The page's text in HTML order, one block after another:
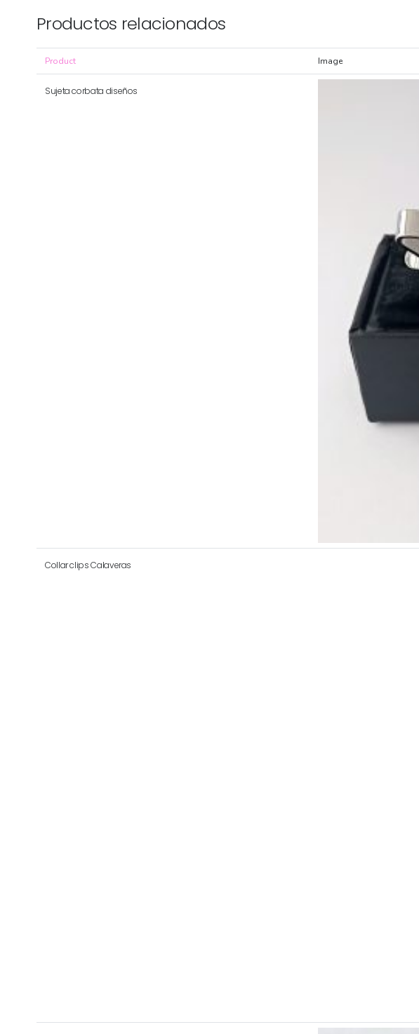
Productos relacionados
Product Image
Sujeta corbata diseños
Collar clips Calaveras